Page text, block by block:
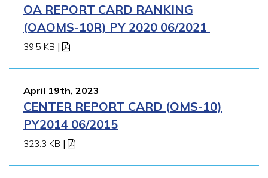
OA REPORT CARD RANKING
(OAOMS-10R) PY 2020 06/2021
39.5 KB |
April 19th, 2023
CENTER REPORT CARD (OMS-10)
PY2014 06/2015
323.3 KB |